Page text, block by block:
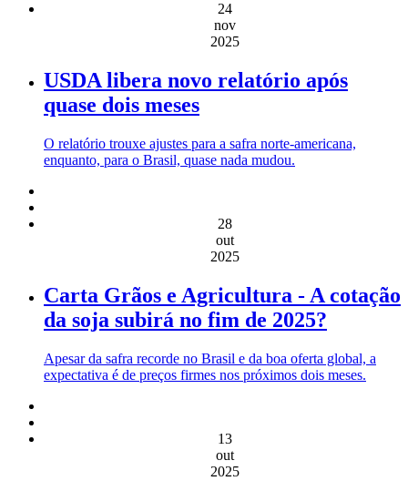
24
nov
2025
USDA libera novo relatório após
quase dois meses
O relatório trouxe ajustes para a safra norte-americana,
enquanto, para o Brasil, quase nada mudou.
28
out
2025
Carta Grãos e Agricultura - A cotação
da soja subirá no fim de 2025?
Apesar da safra recorde no Brasil e da boa oferta global, a
expectativa é de preços firmes nos próximos dois meses.
13
out
2025